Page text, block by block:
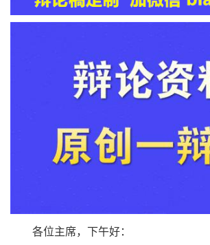
各位主席，下午好：